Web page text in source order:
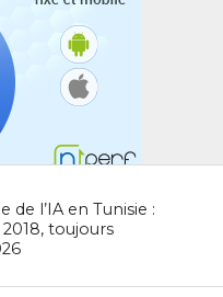
de l’IA en Tunisie :
toujours